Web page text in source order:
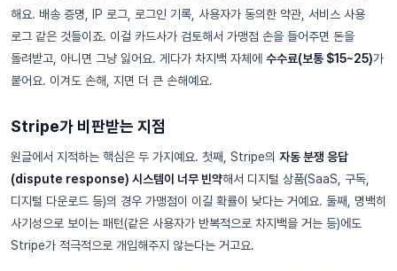
해요. 배송 증명, IP 로그, 로그인 기록, 사용자가 동의한 약관, 서비스 사용
로그 같은 것들이죠. 이걸 카드사가 검토해서 가맹점 손을 들어주면 돈을
돌려받고, 아니면 그냥 잃어요. 게다가 차지백 자체에 수수료(보통 $15~25)가
붙어요. 이겨도 손해, 지면 더 큰 손해예요.
Stripe가 비판받는 지점
원글에서 지적하는 핵심은 두 가지예요. 첫째, Stripe의 자동 분쟁 응답
(dispute response) 시스템이 너무 빈약해서 디지털 상품(SaaS, 구독,
디지털 다운로드 등)의 경우 가맹점이 이길 확률이 낮다는 거예요. 둘째, 명백히
사기성으로 보이는 패턴(같은 사용자가 반복적으로 차지백을 거는 등)에도
Stripe가 적극적으로 개입해주지 않는다는 거고요.